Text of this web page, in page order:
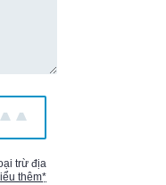
5
4
trừ địa
thêm*